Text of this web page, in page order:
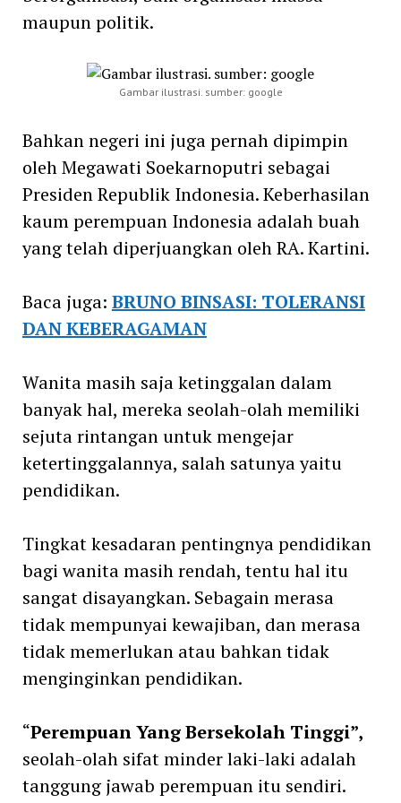
maupun politik.
Gambar ilustrasi. sumber: google
Bahkan negeri ini juga pernah dipimpin
oleh Megawati Soekarnoputri sebagai
Presiden Republik Indonesia. Keberhasilan
kaum perempuan Indonesia adalah buah
yang telah diperjuangkan oleh RA. Kartini.
Baca juga: BRUNO BINSASI: TOLERANSI
DAN KEBERAGAMAN
Wanita masih saja ketinggalan dalam
banyak hal, mereka seolah-olah memiliki
sejuta rintangan untuk mengejar
ketertinggalannya, salah satunya yaitu
pendidikan.
Tingkat kesadaran pentingnya pendidikan
bagi wanita masih rendah, tentu hal itu
sangat disayangkan. Sebagain merasa
tidak mempunyai kewajiban, dan merasa
tidak memerlukan atau bahkan tidak
menginginkan pendidikan.
“Perempuan Yang Bersekolah Tinggi”,
seolah-olah sifat minder laki-laki adalah
tanggung jawab perempuan itu sendiri.